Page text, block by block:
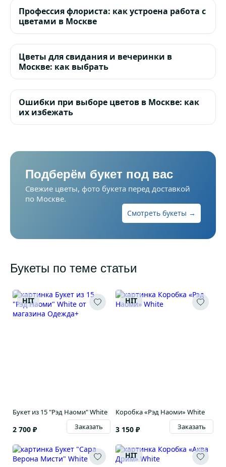
Профессия флориста: как устроена работа с
цветами в Москве
Цветы для свидания и вечеринки в
Москве: как выбрать
Ошибки при выборе цветов в Москве: как
их избежать
Подберём букет под вас
Свежие цветы, фото букета перед доставкой
по Москве.
Смотреть букеты →
Букеты по теме статьи
HIT
Букет из 15 "Рэд Наоми" White
2 700 ₽ Заказать
HIT
Коробка «Рэд Наоми» White
3 150 ₽ Заказать
HIT